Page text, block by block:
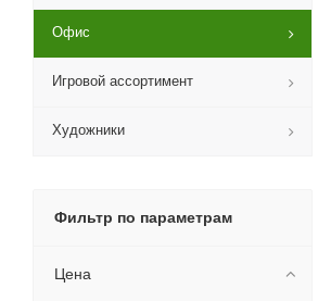
Офис
Игровой ассортимент
Художники
Фильтр по параметрам
Цена